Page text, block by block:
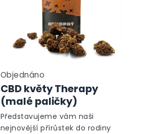
CBD květy Therapy
(malé paličky)
Objednáno
Představujeme vám naši
nejnovější přírůstek do rodiny